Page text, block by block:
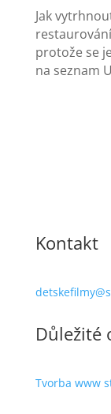
Jak
protože se
na seznam
Kontakt
Důležité
Tvorba www